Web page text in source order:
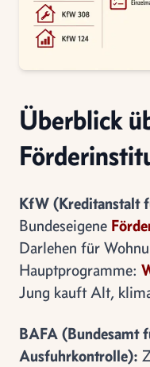
Überblick
KfW (Kreditanstalt
Bundeseigene
Darlehen für
Hauptprogramme:
Jung kauft Alt,
BAFA (Bundesamt
Ausfuhrkontrolle):